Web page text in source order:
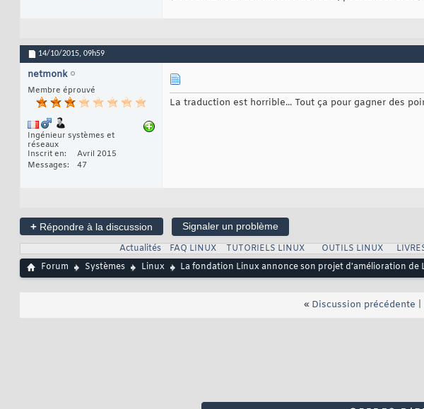
14/10/2015, 09h59
netmonk
Membre éprouvé
Ingénieur systèmes et
réseaux
Inscrit en
Avril 2015
Messages
47
La traduction est horrible... Tout ça pour gagner des
+ Répondre à la discussion
Signaler un problème
Actualités
FAQ LINUX TUTORIELS LINUX OUTILS LINUX
Forum
Systèmes Linux La fondation Linux annonce son projet d'amélioration de
« Discussion précédente